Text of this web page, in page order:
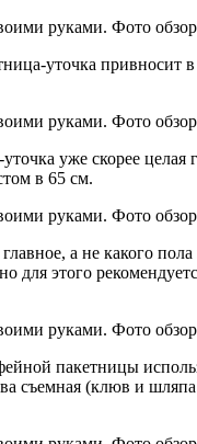
уточка привносит
уже скорее целая
в 65 см.
а не какого
для этого
пакетницы
съемная (клюв и